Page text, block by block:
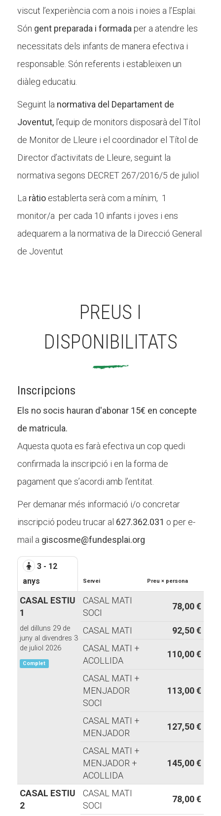
viscut l’experiència com a nois i noies a l’Esplai.
Són gent preparada i formada per a atendre les
necessitats dels infants de manera efectiva i
responsable. Són referents i estableixen un
diàleg educatiu.
Seguint la normativa del Departament de
Joventut, l’equip de monitors disposarà del Títol
de Monitor de Lleure i el coordinador el Títol de
Director d’activitats de Lleure, seguint la
normativa segons DECRET 267/2016/5 de juliol
La ràtio establerta serà com a mínim, 1
monitor/a per cada 10 infants i joves i ens
adequarem a la normativa de la Direcció General
de Joventut
PREUS I
DISPONIBILITATS
Inscripcions
Els no socis hauran d'abonar 15€ en concepte
de matricula.
Aquesta quota es farà efectiva un cop quedi
confirmada la inscripció i en la forma de
pagament que s’acordi amb l’entitat.
Per demanar més informació i/o concretar
inscripció podeu trucar al 627.362.031 o per e-
mail a giscosme@fundesplai.org
3 - 12
anys
Servei Preu × persona
CASAL ESTIU
1
del dilluns 29 de
juny al divendres 3
de juliol 2026
Complet
CASAL MATI
SOCI
78,00 €
CASAL MATI
92,50 €
CASAL MATI +
ACOLLIDA
110,00 €
CASAL MATI +
MENJADOR
SOCI
113,00 €
CASAL MATI +
MENJADOR
127,50 €
CASAL MATI +
MENJADOR +
ACOLLIDA
145,00 €
CASAL ESTIU
2
CASAL MATI
SOCI
78,00 €